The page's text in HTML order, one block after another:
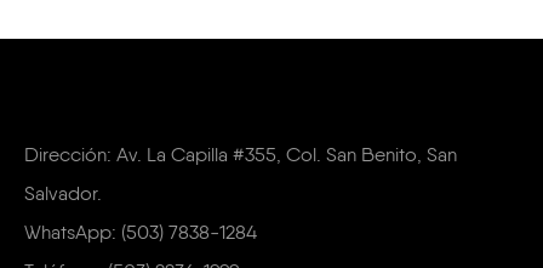
Dirección: Av. La Capilla #355, Col. San Benito, San
Salvador.
WhatsApp: (503) 7838-1284